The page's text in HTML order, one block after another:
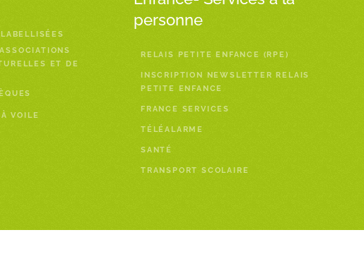
ET DE
VOILE
personne
RELAIS PETITE ENFANCE (RPE)
INSCRIPTION NEWSLETTER RELAIS
PETITE ENFANCE
FRANCE SERVICES
TÉLÉALARME
SANTÉ
TRANSPORT SCOLAIRE